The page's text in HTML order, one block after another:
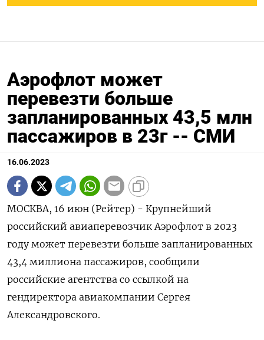
Аэрофлот может
перевезти больше
запланированных 43,5 млн
пассажиров в 23г -- СМИ
16.06.2023
МОСКВА, 16 июн (Рейтер) - Крупнейший
российский авиаперевозчик Аэрофлот в 2023
году может перевезти больше запланированных
43,4 миллиона пассажиров, сообщили
российские агентства со ссылкой на
гендиректора авиакомпании Сергея
Александровского.